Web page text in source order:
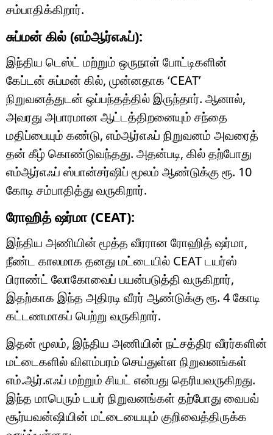
சம்பாதிக்கிறார்.
சுப்மன் கில் (எம்ஆர்எஃப்):
இந்திய டெஸ்ட் மற்றும் ஒருநாள் போட்டிகளின்
கேப்டன் சுப்மன் கில், முன்னதாக ‘CEAT’
நிறுவனத்துடன் ஒப்பந்தத்தில் இருந்தார். ஆனால்,
அவரது அபாரமான ஆட்டத்திறனையும் சந்தை
மதிப்பையும் கண்டு, எம்ஆர்எஃப் நிறுவனம் அவரைத்
தன் கீழ் கொண்டுவந்தது. அதன்படி, கில் தற்போது
எம்ஆர்எஃப் ஸ்பான்சர்ஷிப் மூலம் ஆண்டுக்கு ரூ. 10
கோடி சம்பாதித்து வருகிறார்.
ரோஹித் ஷர்மா (CEAT):
இந்திய அணியின் மூத்த வீரரான ரோஹித் ஷர்மா,
நீண்ட காலமாக தனது மட்டையில் CEAT டயர்ஸ்
பிராண்ட் லோகோவைப் பயன்படுத்தி வருகிறார்,
இதற்காக இந்த அதிரடி வீரர் ஆண்டுக்கு ரூ. 4 கோடி
கட்டணமாகப் பெற்று வருகிறார்.
இதன் மூலம், இந்திய அணியின் நட்சத்திர வீரர்களின்
மட்டைகளில் விளம்பரம் செய்துள்ள நிறுவனங்கள்
எம்.ஆர்.எஃப் மற்றும் சியட் என்பது தெரியவருகிறது.
இந்த மாபெரும் டயர் நிறுவனங்கள் தற்போது வைபவ்
சூர்யவன்ஷியின் மட்டையையும் குறிவைத்திருக்க